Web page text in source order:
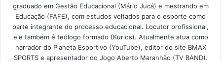
graduado em Gestão Educacional (Mário Jucá) e mestrando em
Educação (FAFE), com estudos voltados para o esporte como
parte integrante do processo educacional. Locutor profissional,
ele também é teólogo formado (Kurios). Atualmente atua como
narrador do Planeta Esportivo (YouTube), editor do site BMAX
SPORTS e apresentador do Jogo Aberto Maranhão (TV BAND).